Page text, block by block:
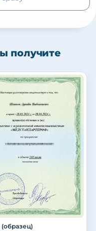
получите